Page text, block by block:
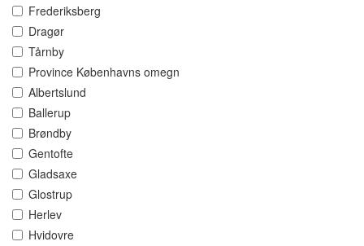
Frederiksberg
Dragør
Tårnby
Province Københavns omegn
Albertslund
Ballerup
Brøndby
Gentofte
Gladsaxe
Glostrup
Herlev
Hvidovre